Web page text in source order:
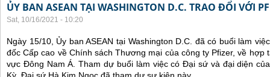
ỦY BAN ASEAN TẠI WASHINGTON D.C. TRAO ĐỔI VỚI
Sat, 10/16/2021 - 10:20
Ngày 15/10, Ủy ban ASEAN tại Washington D.C. đã có buổi làm
đốc Cấp cao về Chính sách Thương mại của công ty Pfizer, về hợp
vực Đông Nam Á. Tham dự buổi làm việc có Đại sứ và đại diện